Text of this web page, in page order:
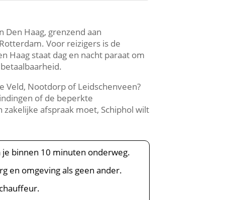
Haag, grenzend aan
Voor reizigers is de
Haag staat dag en nacht paraat om
Veld, Nootdorp of Leidschenveen?
of de beperkte
afspraak moet, Schiphol wilt
binnen 10 minuten onderweg.
en omgeving als geen ander.